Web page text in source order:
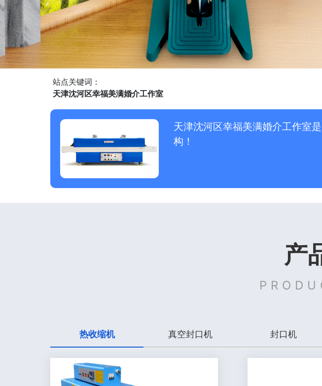
站点关键词：
天津沈河区幸福美满婚介工作室
天津沈河区幸福美满婚介工作室
构！
产
热收缩机 真空封口机 封口机